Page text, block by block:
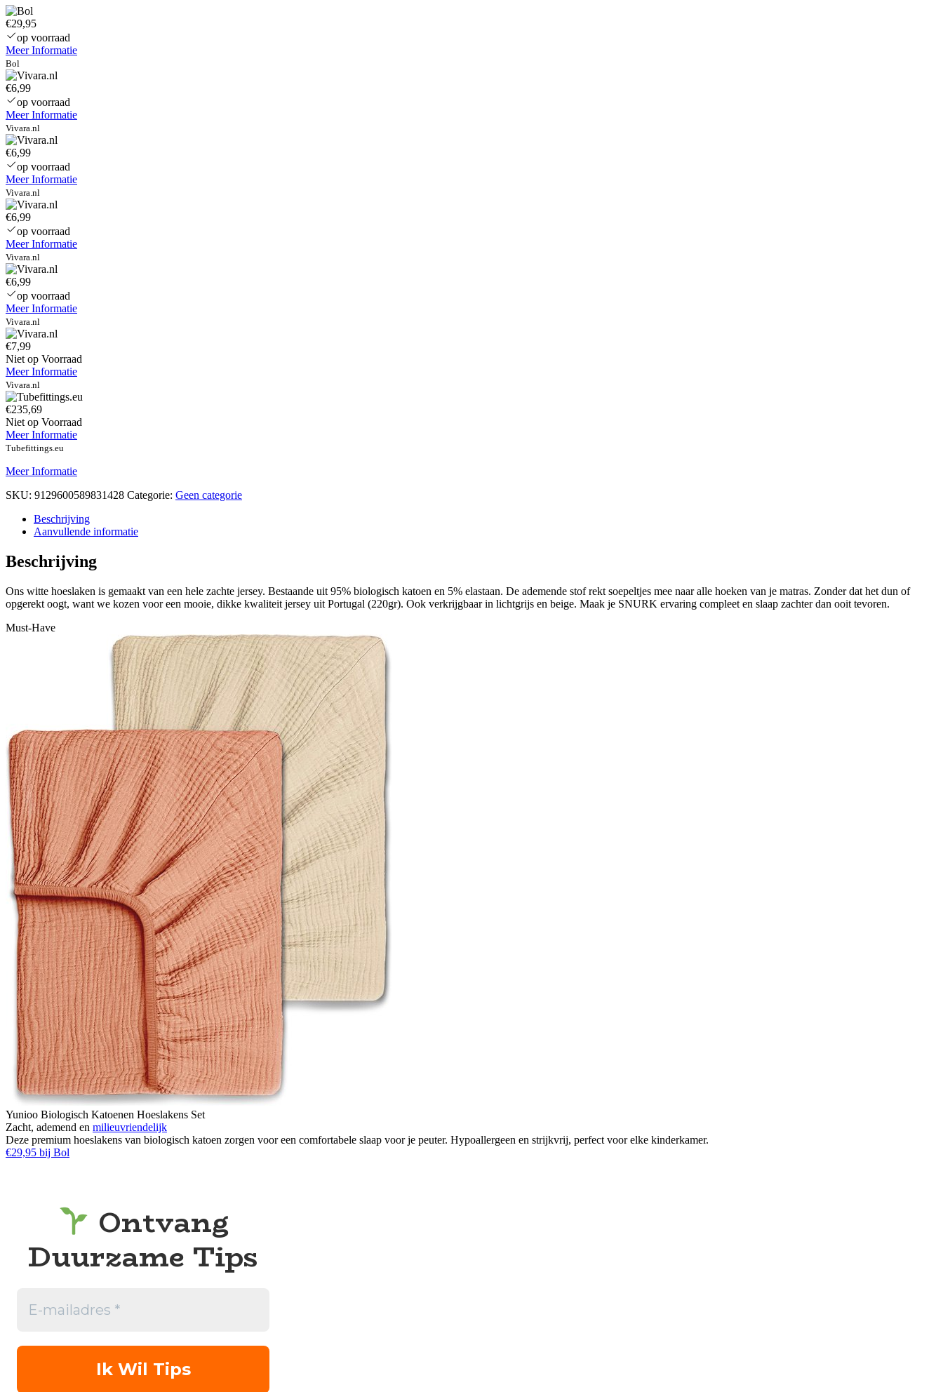
€29,95
op voorraad
Meer Informatie
Bol
€6,99
op voorraad
Meer Informatie
Vivara.nl
€6,99
op voorraad
Meer Informatie
Vivara.nl
€6,99
op voorraad
Meer Informatie
Vivara.nl
€6,99
op voorraad
Meer Informatie
Vivara.nl
€7,99
Niet op Voorraad
Meer Informatie
Vivara.nl
€235,69
Niet op Voorraad
Meer Informatie
Tubefittings.eu
Meer Informatie
SKU: 9129600589831428 Categorie: Geen categorie
Beschrijving
Aanvullende informatie
Beschrijving
Ons witte hoeslaken is gemaakt van een hele zachte jersey. Bestaande uit 95% biologisch katoen en 5% elastaan. De ademende stof rekt soepeltjes mee naar alle hoeken van je matras. Zonder dat het dun of
opgerekt oogt, want we kozen voor een mooie, dikke kwaliteit jersey uit Portugal (220gr). Ook verkrijgbaar in lichtgrijs en beige. Maak je SNURK ervaring compleet en slaap zachter dan ooit tevoren.
Must-Have
Yunioo Biologisch Katoenen Hoeslakens Set
Zacht, ademend en milieuvriendelijk
Deze premium hoeslakens van biologisch katoen zorgen voor een comfortabele slaap voor je peuter. Hypoallergeen en strijkvrij, perfect voor elke kinderkamer.
€29,95 bij Bol
Ontvang
Duurzame Tips